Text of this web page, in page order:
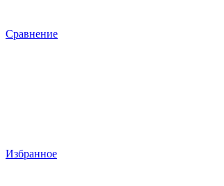
Сравнение
Избранное